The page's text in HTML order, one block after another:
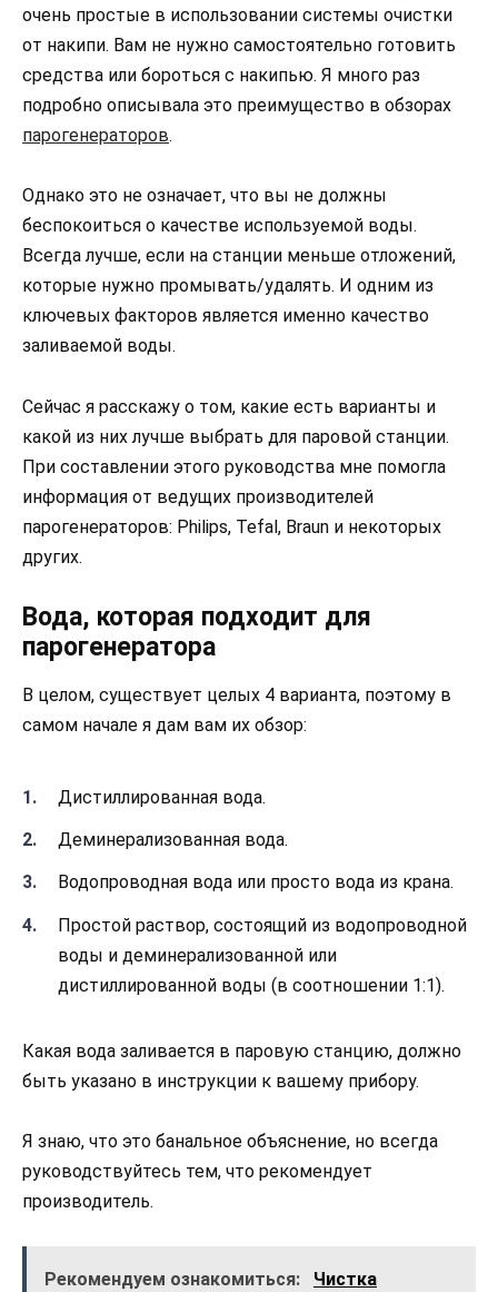
очень простые в использовании системы очистки
от накипи. Вам не нужно самостоятельно готовить
средства или бороться с накипью. Я много раз
подробно описывала это преимущество в обзорах
парогенераторов.
Однако это не означает, что вы не должны
беспокоиться о качестве используемой воды.
Всегда лучше, если на станции меньше отложений,
которые нужно промывать/удалять. И одним из
ключевых факторов является именно качество
заливаемой воды.
Сейчас я расскажу о том, какие есть варианты и
какой из них лучше выбрать для паровой станции.
При составлении этого руководства мне помогла
информация от ведущих производителей
парогенераторов: Philips, Tefal, Braun и некоторых
других.
Вода, которая подходит для
парогенератора
В целом, существует целых 4 варианта, поэтому в
самом начале я дам вам их обзор:
Дистиллированная вода.
Деминерализованная вода.
Водопроводная вода или просто вода из крана.
Простой раствор, состоящий из водопроводной
воды и деминерализованной или
дистиллированной воды (в соотношении 1:1).
Какая вода заливается в паровую станцию, должно
быть указано в инструкции к вашему прибору.
Я знаю, что это банальное объяснение, но всегда
руководствуйтесь тем, что рекомендует
производитель.
Рекомендуем ознакомиться:
Чистка